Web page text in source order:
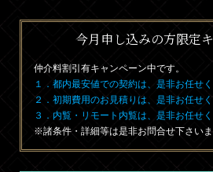
今月申し込みの方限定
仲介料割引有キャンペーン中です。
１．都内最安値での契約は、是非お任せく
２．初期費用のお見積りは、是非お任せく
３．内覧・リモート内覧は、是非お任せく
※諸条件・詳細等は是非お問合せ下さいま